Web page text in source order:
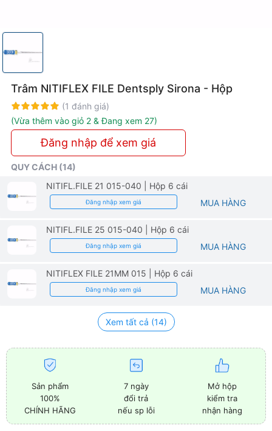
Trâm NITIFLEX FILE Dentsply Sirona - Hộp
Rating: 100%
(1 đánh giá)
(Vừa thêm vào giỏ 2 & Đang xem 27)
Đăng nhập để xem giá
QUY CÁCH (14)
NITIFL.FILE 21 015-040
| Hộp 6 cái
Đăng nhập xem giá MUA HÀNG
NITIFL.FILE 25 015-040 | Hộp 6 cái
Đăng nhập xem giá MUA HÀNG
NITIFLEX FILE 21MM 015 | Hộp 6 cái
Đăng nhập xem giá MUA HÀNG
Xem tất cả (14)
Sản phẩm
100%
CHÍNH HÃNG
7 ngày
đổi trả
nếu sp lỗi
Mở hộp
kiểm tra
nhận hàng